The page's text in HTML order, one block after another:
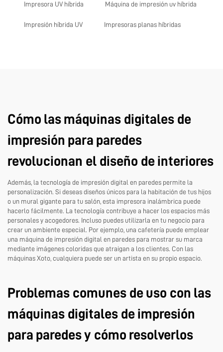
Impresora UV híbrida Máquina de impresión uv híbrida
Impresión híbrida UV Impresoras planas híbridas
Cómo las máquinas digitales de
impresión para paredes
revolucionan el diseño de interiores
Además, la tecnología de impresión digital en paredes permite la
personalización. Si deseas diseños únicos para la habitación de tus hijos
o un mural gigante para tu salón, esta impresora inalámbrica puede
hacerlo fácilmente. La tecnología contribuye a hacer los espacios más
personales y acogedores. Incluso puedes utilizarla en tu negocio para
crear un ambiente especial. Por ejemplo, una cafetería puede emplear
una máquina de impresión digital en paredes para mostrar su marca
mediante imágenes coloridas que atraigan a los clientes. Con las
máquinas Xoto, cualquiera puede ser un artista en su propio espacio.
Problemas comunes de uso con las
máquinas digitales de impresión
para paredes y cómo resolverlos